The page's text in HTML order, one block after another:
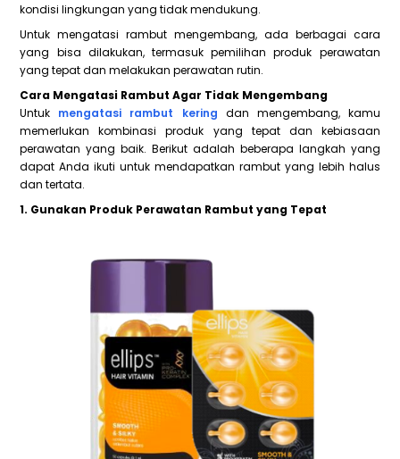
kondisi lingkungan yang tidak mendukung.
Untuk mengatasi rambut mengembang, ada berbagai cara
yang bisa dilakukan, termasuk pemilihan produk perawatan
yang tepat dan melakukan perawatan rutin.
Cara Mengatasi Rambut Agar Tidak Mengembang
Untuk mengatasi rambut kering dan mengembang, kamu
memerlukan kombinasi produk yang tepat dan kebiasaan
perawatan yang baik. Berikut adalah beberapa langkah yang
dapat Anda ikuti untuk mendapatkan rambut yang lebih halus
dan tertata.
1. Gunakan Produk Perawatan Rambut yang Tepat